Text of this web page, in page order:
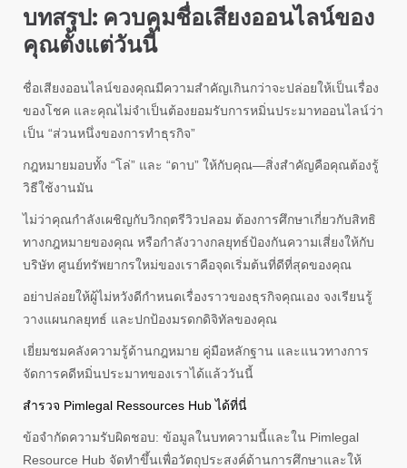
บทสรุป: ควบคุมชื่อเสียงออนไลน์ของ
คุณตั้งแต่วันนี้
ชื่อเสียงออนไลน์ของคุณมีความสำคัญเกินกว่าจะปล่อยให้เป็นเรื่อง
ของโชค และคุณไม่จำเป็นต้องยอมรับการหมิ่นประมาทออนไลน์ว่า
เป็น “ส่วนหนึ่งของการทำธุรกิจ”
กฎหมายมอบทั้ง “โล่” และ “ดาบ” ให้กับคุณ—สิ่งสำคัญคือคุณต้องรู้
วิธีใช้งานมัน
ไม่ว่าคุณกำลังเผชิญกับวิกฤตรีวิวปลอม ต้องการศึกษาเกี่ยวกับสิทธิ
ทางกฎหมายของคุณ หรือกำลังวางกลยุทธ์ป้องกันความเสี่ยงให้กับ
บริษัท ศูนย์ทรัพยากรใหม่ของเราคือจุดเริ่มต้นที่ดีที่สุดของคุณ
อย่าปล่อยให้ผู้ไม่หวังดีกำหนดเรื่องราวของธุรกิจคุณเอง จงเรียนรู้
วางแผนกลยุทธ์ และปกป้องมรดกดิจิทัลของคุณ
เยี่ยมชมคลังความรู้ด้านกฎหมาย คู่มือหลักฐาน และแนวทางการ
จัดการคดีหมิ่นประมาทของเราได้แล้ววันนี้
สำรวจ Pimlegal Ressources Hub ได้ที่นี่
ข้อจำกัดความรับผิดชอบ: ข้อมูลในบทความนี้และใน Pimlegal
Resource Hub จัดทำขึ้นเพื่อวัตถุประสงค์ด้านการศึกษาและให้